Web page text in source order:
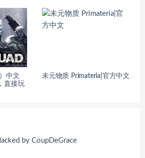
中文
直接玩
未元物质 Primateria|官方中文
by CoupDeGrace